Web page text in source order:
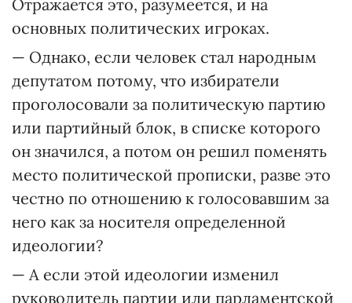
Отражается это, разумеется, и на
основных политических игроках.
— Однако, если человек стал народным
депутатом потому, что избиратели
проголосовали за политическую партию
или партийный блок, в списке которого
он значился, а потом он решил поменять
место политической прописки, разве это
честно по отношению к голосовавшим за
него как за носителя определенной
идеологии?
— А если этой идеологии изменил
руководитель партии или парламентской